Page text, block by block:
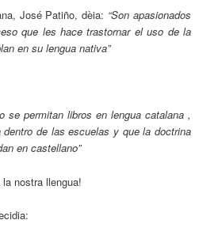
José Patiño, dèia: “Son apasionados
que les hace trastornar el uso de la
en su lengua nativa”
se permitan libros en lengua catalana ,
de las escuelas y que la doctrina
en castellano”
nostra llengua!